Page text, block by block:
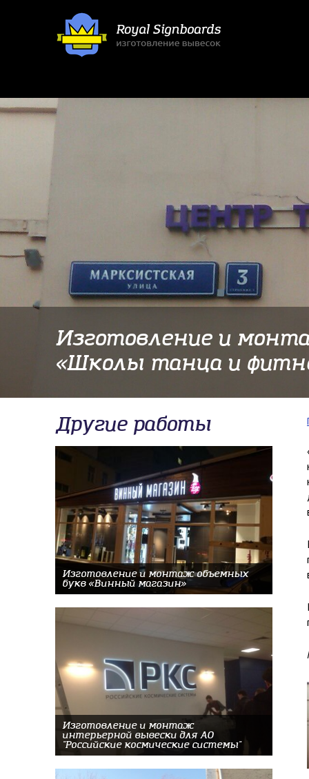
Изготовление и
«Школы танца и
Другие работы
Изготовление и монтаж объемных
букв «Винный магазин»
Изготовление и монтаж
интерьерной вывески для АО
"Российские космические системы"